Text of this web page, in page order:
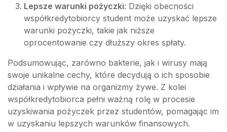
Lepsze warunki pożyczki: Dzięki obecności
współkredytobiorcy student może uzyskać lepsze
warunki pożyczki, takie jak niższe
oprocentowanie czy dłuższy okres spłaty.
Podsumowując, zarówno bakterie, jak i wirusy mają
swoje unikalne cechy, które decydują o ich sposobie
działania i wpływie na organizmy żywe. Z kolei
współkredytobiorca pełni ważną rolę w procesie
uzyskiwania pożyczek przez studentów, pomagając im
w uzyskaniu lepszych warunków finansowych.